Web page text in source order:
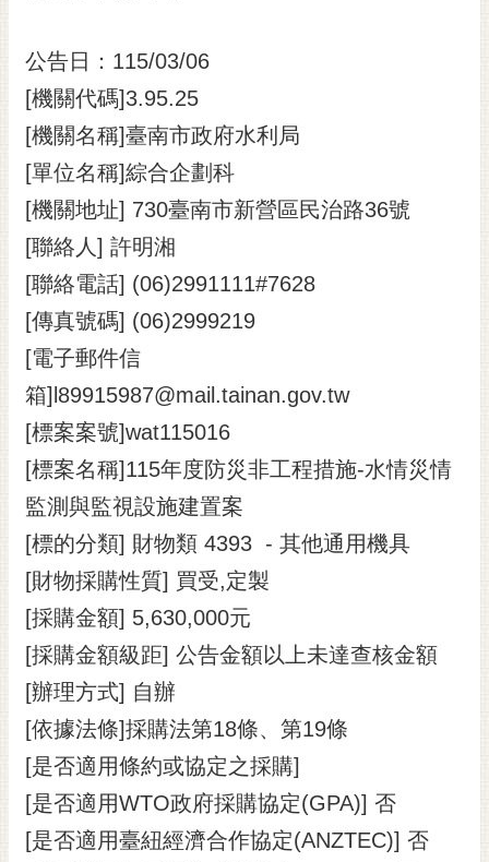
偉
哲
螢
光
花
桐
花
祭
網
站
導
覽
訂
閱
RSS
訂
閱
電
子
報
市
民
信
箱
English
日
公告日：115/03/06
[機關代碼]3.95.25
[機關名稱]臺南市政府水利局
[單位名稱]綜合企劃科
[機關地址] 730臺南市新營區民治路36號
[聯絡人] 許明湘
[聯絡電話] (06)2991111#7628
[傳真號碼] (06)2999219
[電子郵件信
箱]l89915987@mail.tainan.gov.tw
[標案案號]wat115016
[標案名稱]115年度防災非工程措施-水情災情
監測與監視設施建置案
[標的分類] 財物類 4393 - 其他通用機具
[財物採購性質] 買受,定製
[採購金額] 5,630,000元
[採購金額級距] 公告金額以上未達查核金額
[辦理方式] 自辦
[依據法條]採購法第18條、第19條
[是否適用條約或協定之採購]
[是否適用WTO政府採購協定(GPA)] 否
[是否適用臺紐經濟合作協定(ANZTEC)] 否